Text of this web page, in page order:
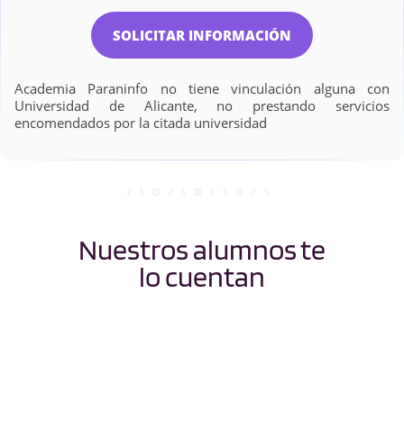
SOLICITAR INFORMACIÓN
Academia Paraninfo no tiene vinculación alguna con
Universidad de Alicante, no prestando servicios
encomendados por la citada universidad
Nuestros alumnos te
lo cuentan